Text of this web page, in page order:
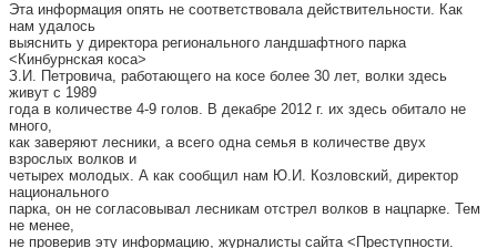
Эта информация опять не соответствовала действительности. Как
нам удалось
выяснить у директора регионального ландшафтного парка
<Кинбурнская коса>
З.И. Петровича, работающего на косе более 30 лет, волки здесь
живут с 1989
года в количестве 4-9 голов. В декабре 2012 г. их здесь обитало не
много,
как заверяют лесники, а всего одна семья в количестве двух
взрослых волков и
четырех молодых. А как сообщил нам Ю.И. Козловский, директор
национального
парка, он не согласовывал лесникам отстрел волков в нацпарке. Тем
не менее,
не проверив эту информацию, журналисты сайта <Преступности.